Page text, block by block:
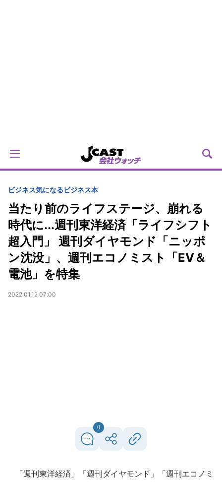
ビジネス気になるビジネス本
当たり前のライフステージ、崩れる
時代に...週刊東洋経済「ライフシフト
超入門」 週刊ダイヤモンド「ニッポ
ン沈没」、週刊エコノミスト「EV＆
電池」を特集
2022.01.12 07:00
0
「週刊東洋経済」「週刊ダイヤモンド」「週刊エコノミ